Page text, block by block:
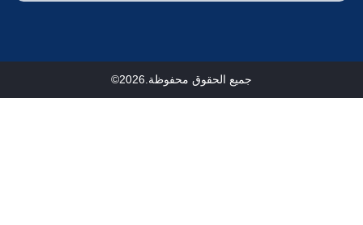
جميع الحقوق محفوظة.2026©